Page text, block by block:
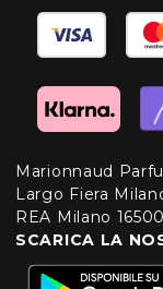
Marionnaud
Largo Fiera
REA Milano
SCARICA LA